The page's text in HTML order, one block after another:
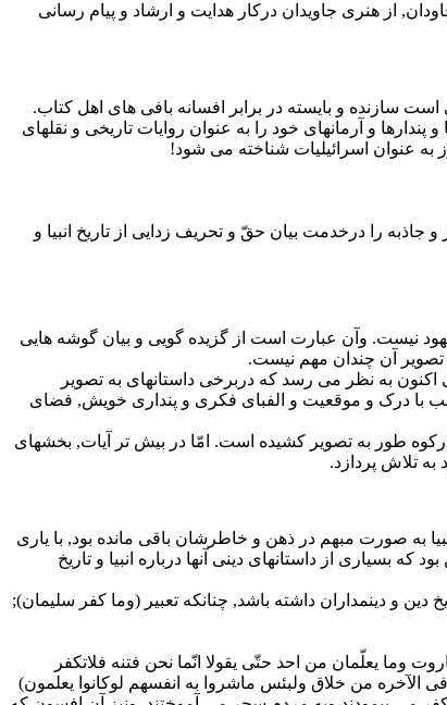
از هنرى جاویدان درکار هدایت و ارشاد و پیام رسانى
سازنده و بایسته در برابر افسانه بافى هاى اهل کتاب.
و آرمانهاى خود را به عنوان روایات تاریخى و نقلهاى
به عنوان اسرائیلیات شناخته مى شود!
را درخدمت بیان حقّ و تحریف زدایى از تاریخ انبیا و
نیست. وآن عبارت است از گزیده گویى و بیان گوشه هایى
تصویر آن چندان مهم نیست.
به نظر مى رسد که دربرخى داستانهاى به تصویر
با درک و موقعیت و الفباى فکرى و پندارى خویش, فضاى
طور به تصویر کشیده است. امّا در بیش تر آیات, بخشهاى
تلاش پردازد.
به صورت مبهم در ذهن و خاطرشان باقى مانده بود, با یارى
از داستانهاى دینى آنها درباره انبیا و تاریخ
و دینمداران داشته باشد, چنانکه تعبیر (وما کفر سلیمان);
وما یعلّمان من احد حتّى یقولا انّما نحن فتنه فلاتکفر
الآخره من خلاق ولبئس ماشروا به انفسهم لوکانوا یعلمون)